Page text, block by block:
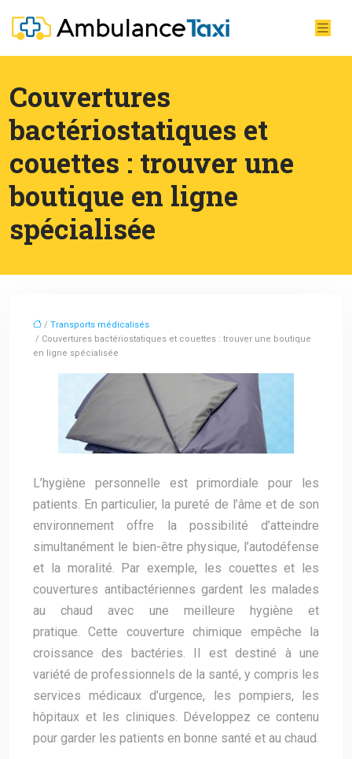
Couvertures
bactériostatiques et
couettes : trouver une
boutique en ligne
spécialisée
/ Transports médicalisés
/ Couvertures bactériostatiques et couettes : trouver une boutique
en ligne spécialisée
L’hygiène personnelle est primordiale pour les
patients. En particulier, la pureté de l’âme et de son
environnement offre la possibilité d’atteindre
simultanément le bien-être physique, l’autodéfense
et la moralité. Par exemple, les couettes et les
couvertures antibactériennes gardent les malades
au chaud avec une meilleure hygiène et
pratique. Cette couverture chimique empêche la
croissance des bactéries. Il est destiné à une
variété de professionnels de la santé, y compris les
services médicaux d’urgence, les pompiers, les
hôpitaux et les cliniques. Développez ce contenu
pour garder les patients en bonne santé et au chaud.